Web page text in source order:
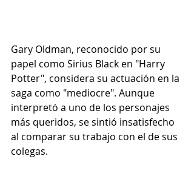
Gary Oldman, reconocido por su
papel como Sirius Black en "Harry
Potter", considera su actuación en la
saga como "mediocre". Aunque
interpretó a uno de los personajes
más queridos, se sintió insatisfecho
al comparar su trabajo con el de sus
colegas.